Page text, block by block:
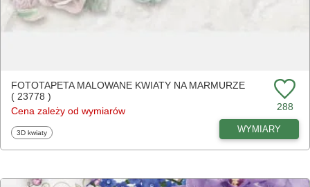
FOTOTAPETA MALOWANE KWIATY NA MARMURZE
( 23778 )
Cena zależy od wymiarów
288
Fototapety
3D kwiaty WYMIARY